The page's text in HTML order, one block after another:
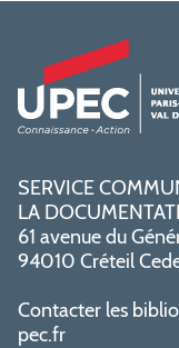
SERVICE
LA
61 avenue du
94010 Créteil
Contacter les
pec.fr